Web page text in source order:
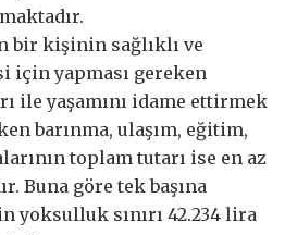
bir kişinin sağlıklı ve
için yapması gereken
ile yaşamını idame ettirmek
barınma, ulaşım, eğitim,
toplam tutarı ise en az
Buna göre tek başına
yoksulluk sınırı 42.234 lira